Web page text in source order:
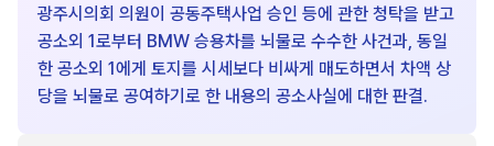
광주시의회 의원이 공동주택사업 승인 등에 관한 청탁을 받고
공소외 1로부터 BMW 승용차를 뇌물로 수수한 사건과, 동일
한 공소외 1에게 토지를 시세보다 비싸게 매도하면서 차액 상
당을 뇌물로 공여하기로 한 내용의 공소사실에 대한 판결.